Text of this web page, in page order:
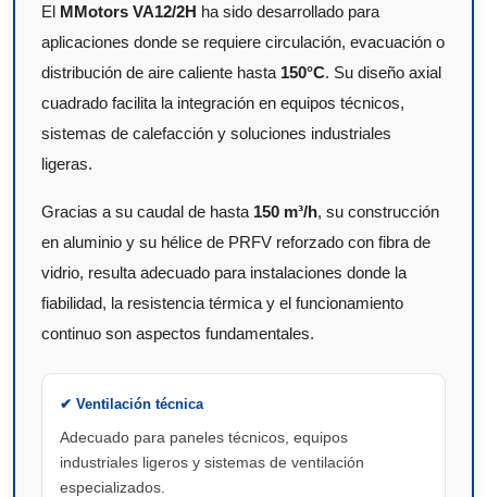
El MMotors VA12/2H ha sido desarrollado para
aplicaciones donde se requiere circulación, evacuación o
distribución de aire caliente hasta 150°C. Su diseño axial
cuadrado facilita la integración en equipos técnicos,
sistemas de calefacción y soluciones industriales
ligeras.
Gracias a su caudal de hasta 150 m³/h, su construcción
en aluminio y su hélice de PRFV reforzado con fibra de
vidrio, resulta adecuado para instalaciones donde la
fiabilidad, la resistencia térmica y el funcionamiento
continuo son aspectos fundamentales.
✔ Ventilación técnica
Adecuado para paneles técnicos, equipos
industriales ligeros y sistemas de ventilación
especializados.